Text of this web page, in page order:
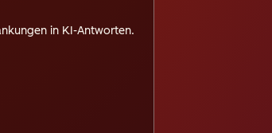
in KI-Antworten.